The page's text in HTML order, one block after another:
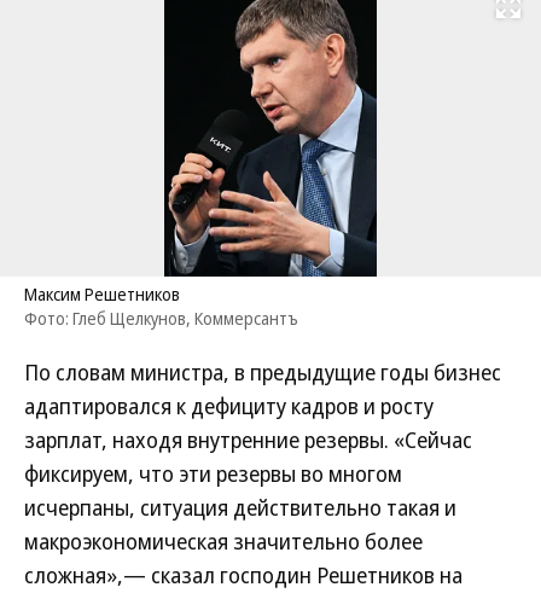
Развернуть
Максим Решетников
Фото: Глеб Щелкунов, Коммерсантъ
По словам министра, в предыдущие годы бизнес
адаптировался к дефициту кадров и росту
зарплат, находя внутренние резервы. «Сейчас
фиксируем, что эти резервы во многом
исчерпаны, ситуация действительно такая и
макроэкономическая значительно более
сложная»,— сказал господин Решетников на